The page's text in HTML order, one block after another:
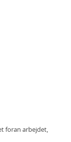
foran arbejdet,